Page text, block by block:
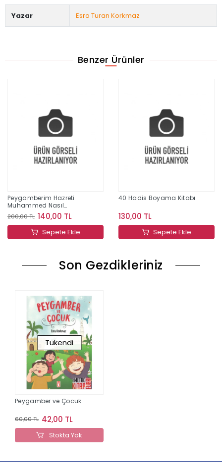
Yazar Esra Turan Korkmaz
Benzer Ürünler
Peygamberim Hazreti
Muhammed Nasıl
Biriydi?;Eren'in Akıllıca
Soruları
200,00 TL 140,00 TL
Sepete Ekle
40 Hadis Boyama Kitabı
130,00 TL
Sepete Ekle
Son Gezdikleriniz
Tükendi
Peygamber ve Çocuk
60,00 TL 42,00 TL
Stokta Yok